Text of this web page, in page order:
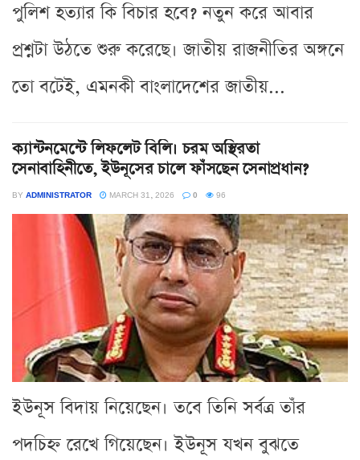
পুলিশ হত্যার কি বিচার হবে? নতুন করে আবার
প্রশ্নটা উঠতে শুরু করেছে। জাতীয় রাজনীতির অঙ্গনে
তো বটেই, এমনকী বাংলাদেশের জাতীয়...
ক্যান্টনমেন্টে লিফলেট বিলি। চরম অস্থিরতা
সেনাবাহিনীতে, ইউনূসের চালে ফাঁসছেন সেনাপ্রধান?
BY ADMINISTRATOR MARCH 31, 2026 0 96
ইউনূস বিদায় নিয়েছেন। তবে তিনি সর্বত্র তাঁর
পদচিহ্ন রেখে গিয়েছেন। ইউনূস যখন বুঝতে